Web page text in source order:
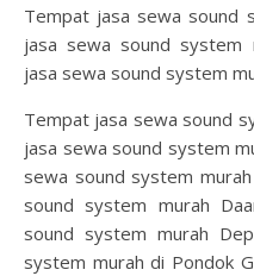
Tempat jasa sewa sound
jasa sewa sound system
jasa sewa sound system
Tempat jasa sewa sound
jasa sewa sound system
sewa sound system
sound system murah
sound system murah
system murah di Pondok